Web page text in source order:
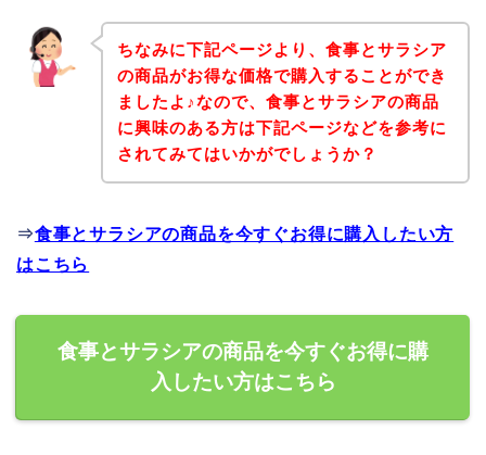
ちなみに下記ページより、食事とサラシア
の商品がお得な価格で購入することができ
ましたよ♪なので、食事とサラシアの商品
に興味のある方は下記ページなどを参考に
されてみてはいかがでしょうか？
⇒食事とサラシアの商品を今すぐお得に購入したい方
はこちら
食事とサラシアの商品を今すぐお得に購
入したい方はこちら